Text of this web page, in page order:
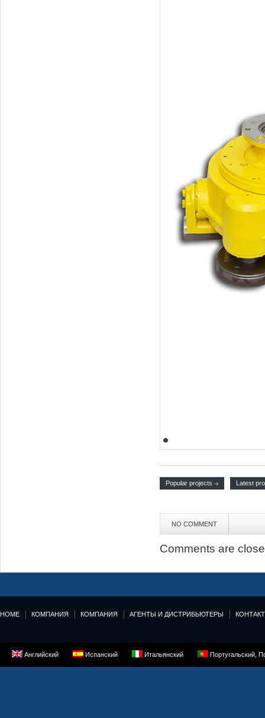
Popular projects Latest
NO COMMENT
Comments are
HOME КОМПАНИЯ КОМПАНИЯ АГЕНТЫ И ДИСТРИБЬЮТЕРЫ
Английский Испанский Итальянский Португальский,